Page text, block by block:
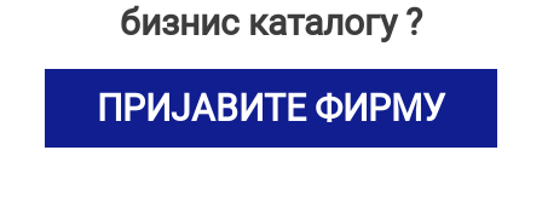
бизнис каталогу ?
ПРИЈАВИТЕ ФИРМУ